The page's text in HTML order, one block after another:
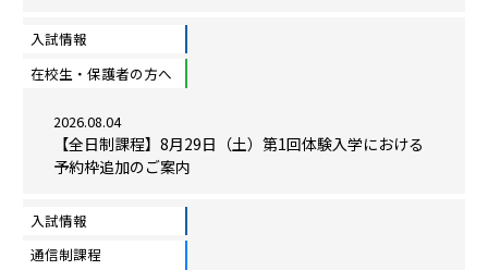
入試情報
在校生・保護者の方へ
2026.08.04
【全日制課程】8月29日（土）第1回体験入学における
予約枠追加のご案内
入試情報
通信制課程